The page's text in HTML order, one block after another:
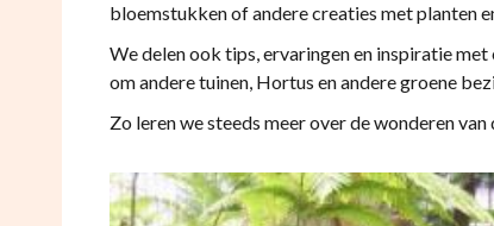
bloemstukken of andere creaties met planten
We delen ook tips, ervaringen en inspiratie
om andere tuinen, Hortus en andere groene
Zo leren we steeds meer over de wonderen